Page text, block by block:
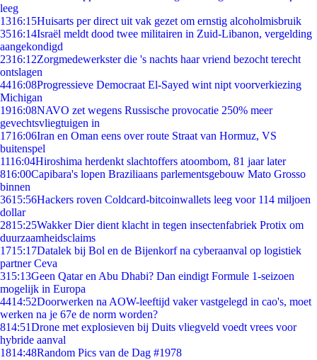
leeg
1316:15Huisarts per direct uit vak gezet om ernstig alcoholmisbruik
3516:14Israël meldt dood twee militairen in Zuid-Libanon, vergelding
aangekondigd
2316:12Zorgmedewerkster die 's nachts haar vriend bezocht terecht
ontslagen
4416:08Progressieve Democraat El-Sayed wint nipt voorverkiezing
Michigan
1916:08NAVO zet wegens Russische provocatie 250% meer
gevechtsvliegtuigen in
1716:06Iran en Oman eens over route Straat van Hormuz, VS
buitenspel
1116:04Hiroshima herdenkt slachtoffers atoombom, 81 jaar later
816:00Capibara's lopen Braziliaans parlementsgebouw Mato Grosso
binnen
3615:56Hackers roven Coldcard-bitcoinwallets leeg voor 114 miljoen
dollar
2815:25Wakker Dier dient klacht in tegen insectenfabriek Protix om
duurzaamheidsclaims
1715:17Datalek bij Bol en de Bijenkorf na cyberaanval op logistiek
partner Ceva
315:13Geen Qatar en Abu Dhabi? Dan eindigt Formule 1-seizoen
mogelijk in Europa
4414:52Doorwerken na AOW-leeftijd vaker vastgelegd in cao's, moet
werken na je 67e de norm worden?
814:51Drone met explosieven bij Duits vliegveld voedt vrees voor
hybride aanval
1814:48Random Pics van de Dag #1978